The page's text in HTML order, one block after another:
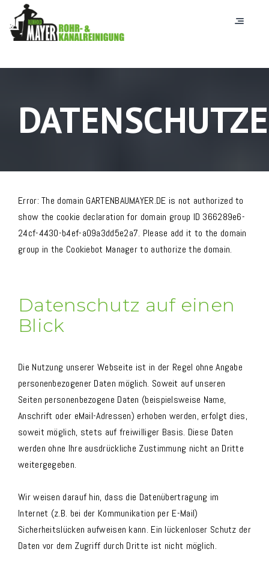
Error: The domain GARTENBAUMAYER.DE is not authorized to
show the cookie declaration for domain group ID 366289e6-
24cf-4430-b4ef-a09a3dd5e2a7. Please add it to the domain
group in the Cookiebot Manager to authorize the domain.
Datenschutz auf einen
Blick
Die Nutzung unserer Webseite ist in der Regel ohne Angabe
personenbezogener Daten möglich. Soweit auf unseren
Seiten personenbezogene Daten (beispielsweise Name,
Anschrift oder eMail-Adressen) erhoben werden, erfolgt dies,
soweit möglich, stets auf freiwilliger Basis. Diese Daten
werden ohne Ihre ausdrückliche Zustimmung nicht an Dritte
weitergegeben.
Wir weisen darauf hin, dass die Datenübertragung im
Internet (z.B. bei der Kommunikation per E-Mail)
Sicherheitslücken aufweisen kann. Ein lückenloser Schutz der
Daten vor dem Zugriff durch Dritte ist nicht möglich.